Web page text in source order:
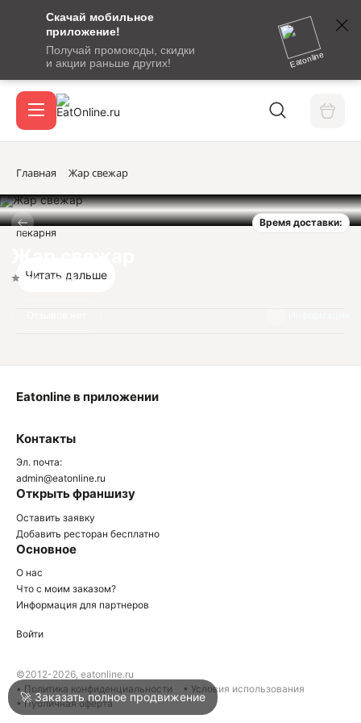
Скачай мобильное
приложение!
Получай промокоды, скидки
и акции раньше других!
Eatonline
сообщение
кодом
подтверждения
Вход / регистрация
Акции
Войти
Написать в техподдержку
Главная Жар свежар
Время доставки:
Нет оценок
пекарня
Читать дальше
Контакты
Эл. почта:
admin@eatonline.ru
Открыть франшизу
Оставить заявку
Добавить ресторан бесплатно
Основное
О нас
Что с моим заказом?
Информация для партнеров
Eatonline в приложении
Войти
©2012-2026, eatonline.ru
• Политика конфиденциальности
• Условия использования
• Публичная оферта
🚀 Заказать полное продвижение